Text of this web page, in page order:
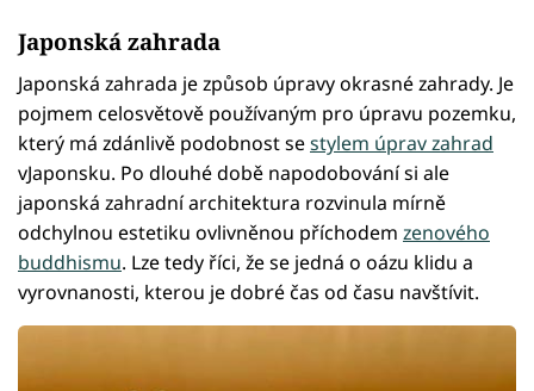
Japonská zahrada
Japonská zahrada je způsob úpravy okrasné zahrady. Je
pojmem celosvětově používaným pro úpravu pozemku,
který má zdánlivě podobnost sestylem úprav zahrad
vJaponsku. Po dlouhé době napodobování si ale
japonská zahradní architektura rozvinula mírně
odchylnou estetiku ovlivněnou příchodem zenového
buddhismu. Lze tedy říci, že se jedná o oázu klidu a
vyrovnanosti, kterou je dobré čas od času navštívit.